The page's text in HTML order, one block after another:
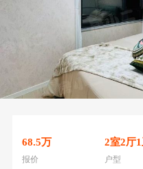
68.5万
报价
2室2厅1
户型